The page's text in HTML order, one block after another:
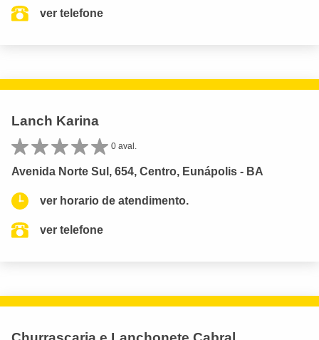
ver telefone
Lanch Karina
0 aval.
Avenida Norte Sul, 654, Centro, Eunápolis - BA
ver horario de atendimento.
ver telefone